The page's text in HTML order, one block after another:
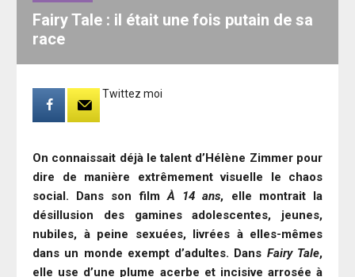
Fairy Tale : il était une fois putain de sa
race
Twittez moi
On connaissait déjà le talent d’Hélène Zimmer pour
dire de manière extrêmement visuelle le chaos
social. Dans son filmÀ 14 ans, elle montrait la
désillusion des gamines adolescentes, jeunes,
nubiles, à peine sexuées, livrées à elles-mêmes
dans un monde exempt d’adultes. Dans Fairy Tale,
elle use d’une plume acerbe et incisive arrosée à